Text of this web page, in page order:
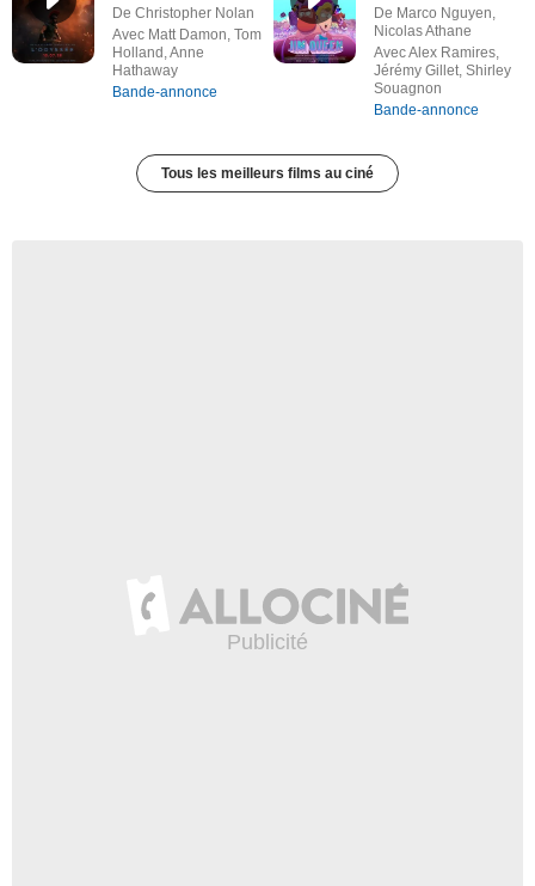
De Christopher Nolan
Avec Matt Damon, Tom
Holland, Anne
Hathaway
Bande-annonce
De Marco Nguyen,
Nicolas Athane
Avec Alex Ramires,
Jérémy Gillet, Shirley
Souagnon
Bande-annonce
Tous les meilleurs films au ciné